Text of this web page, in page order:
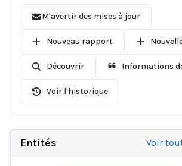
M'avertir des mises à jour
Nouveau rapport
Découvrir Informations
Voir l'historique
Entités Voir